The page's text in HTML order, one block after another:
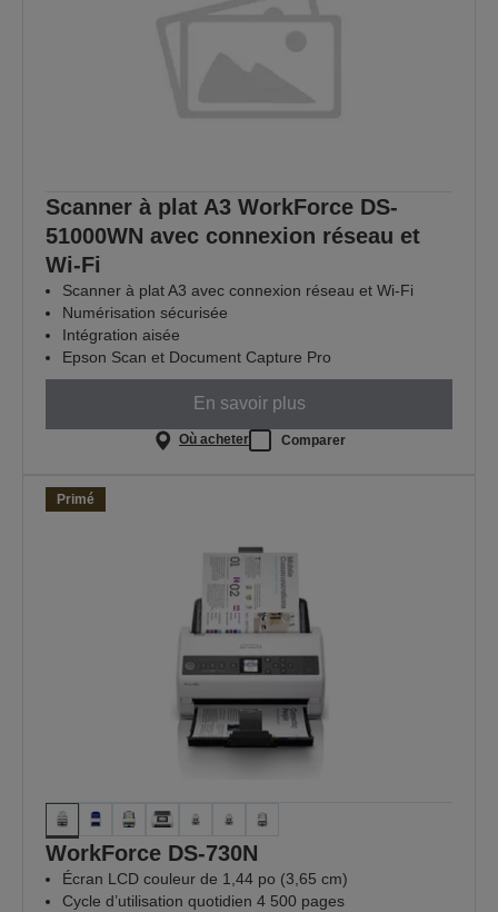
Scanner à plat A3 WorkForce DS-
51000WN avec connexion réseau et
Wi-Fi
Scanner à plat A3 avec connexion réseau et Wi-Fi
Numérisation sécurisée
Intégration aisée
Epson Scan et Document Capture Pro
En savoir plus
Où acheter Comparer
Primé
WorkForce DS-730N
Écran LCD couleur de 1,44 po (3,65 cm)
Cycle d’utilisation quotidien 4 500 pages